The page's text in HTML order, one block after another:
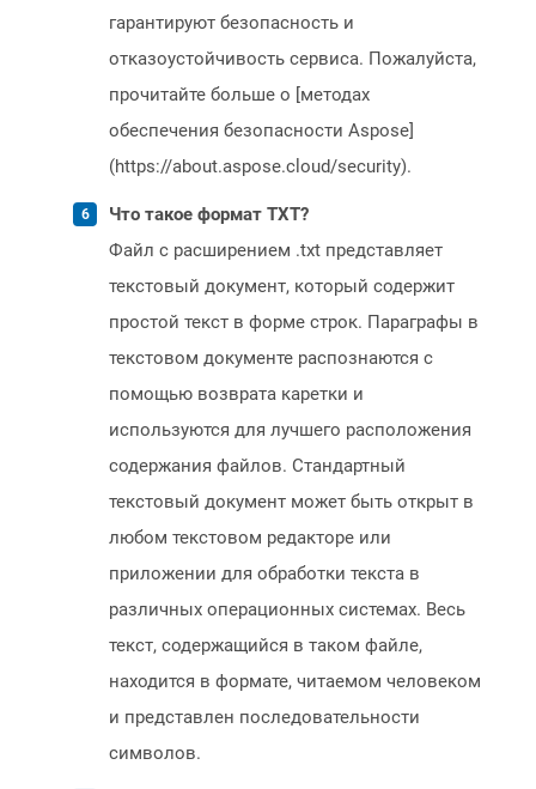
гарантируют безопасность и
отказоустойчивость сервиса. Пожалуйста,
прочитайте больше о [методах
обеспечения безопасности Aspose]
(https://about.aspose.cloud/security).
Что такое формат TXT?
Файл с расширением .txt представляет
текстовый документ, который содержит
простой текст в форме строк. Параграфы в
текстовом документе распознаются с
помощью возврата каретки и
используются для лучшего расположения
содержания файлов. Стандартный
текстовый документ может быть открыт в
любом текстовом редакторе или
приложении для обработки текста в
различных операционных системах. Весь
текст, содержащийся в таком файле,
находится в формате, читаемом человеком
и представлен последовательности
символов.